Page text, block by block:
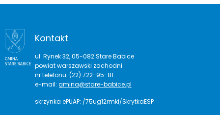
Kontakt
ul. Rynek 32, 05-082 Stare Babice
powiat warszawski zachodni
nr telefonu: (22) 722-95-81
e-mail: gmina@stare-babice.pl
skrzynka ePUAP: /75ug12rmki/SkrytkaESP